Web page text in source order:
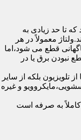
تا حد زیادی به
معمولاً در هر
قطع می شود،اما
نبودن برق یا در
تلویزیون بلکه از سایر
و غیره
به صرفه است